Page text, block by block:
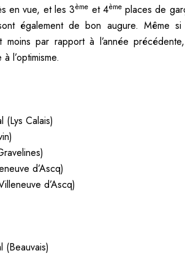
en vue, et les 3ème et 4èmeplaces de
également de bon augure. Même si
moins par rapport à l’année
l’optimisme.
(Lys Calais)
d’Ascq)
d’Ascq)
(Beauvais)